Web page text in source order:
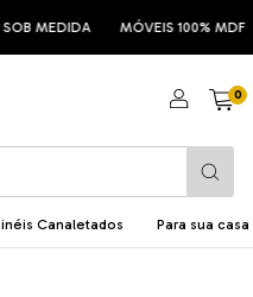
MÓVEIS 100% MDF
0
Canaletados Para sua casa